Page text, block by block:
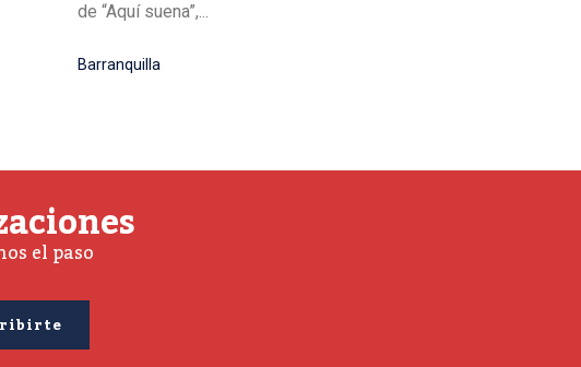
de “Aquí suena”,...
Barranquilla
el paso